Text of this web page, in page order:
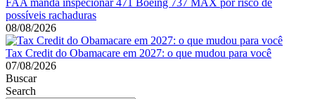
FAA manda inspecionar 471 Boeing 737 MAX por risco de
possíveis rachaduras
08/08/2026
Tax Credit do Obamacare em 2027: o que mudou para você
07/08/2026
Buscar
Search